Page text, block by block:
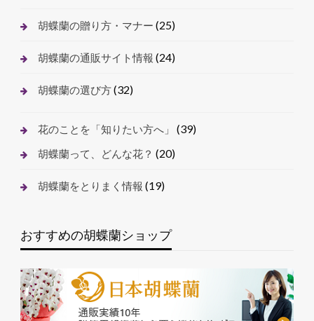
胡蝶蘭の贈り方・マナー (25)
胡蝶蘭の通販サイト情報 (24)
胡蝶蘭の選び方(32)
花のことを「知りたい方へ」 (39)
胡蝶蘭って、どんな花？ (20)
胡蝶蘭をとりまく情報 (19)
おすすめの胡蝶蘭ショップ